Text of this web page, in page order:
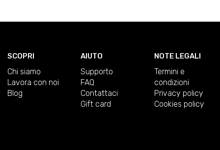
SCOPRI
Chi siamo
Lavora con noi
Blog
AIUTO
Supporto
FAQ
Contattaci
Gift card
NOTE LEGALI
Termini e
condizioni
Privacy policy
Cookies policy